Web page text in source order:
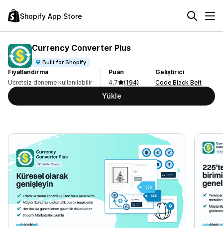
Shopify App Store
Currency Converter Plus
Built for Shopify
Fiyatlandırma
Ücretsiz deneme kullanılabilir
Puan
4,7
(194)
Geliştirici
Code Black Belt
Yükle